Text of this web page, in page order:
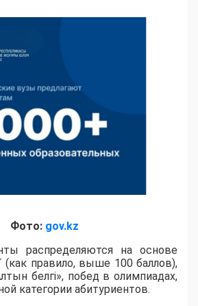
Фото: gov.kz
распределяются на основе
(как правило, выше 100 баллов),
белгі», побед в олимпиадах,
категории абитуриентов.